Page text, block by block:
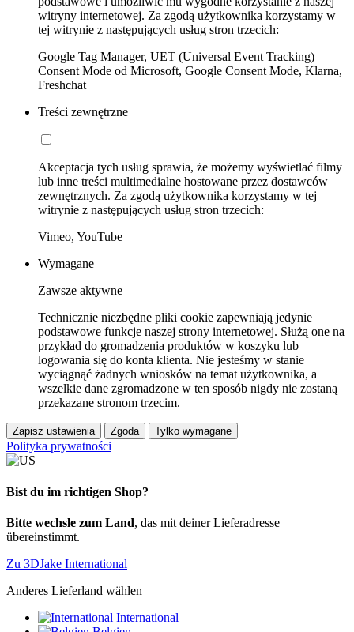
witryny internetowej. Za zgodą użytkownika korzystamy w
tej witrynie z następujących usług stron trzecich:
Google Tag Manager, UET (Universal Event Tracking)
Consent Mode od Microsoft, Google Consent Mode, Klarna,
Freshchat
Treści zewnętrzne
Akceptacja tych usług sprawia, że możemy wyświetlać filmy
lub inne treści multimedialne hostowane przez dostawców
zewnętrznych. Za zgodą użytkownika korzystamy w tej
witrynie z następujących usług stron trzecich:
Vimeo, YouTube
Wymagane
Zawsze aktywne
Technicznie niezbędne pliki cookie zapewniają jedynie
podstawowe funkcje naszej strony internetowej. Służą one na
przykład do gromadzenia produktów w koszyku lub
logowania się do konta klienta. Nie jesteśmy w stanie
wyciągnąć żadnych wniosków na temat użytkownika, a
wszelkie dane zgromadzone w ten sposób nigdy nie zostaną
przekazane stronom trzecim.
Zapisz ustawienia Zgoda Tylko wymagane
Polityka prywatności
Bist du im richtigen Shop?
Bitte wechsle zum Land, das mit deiner Lieferadresse
übereinstimmt.
Zu 3DJake International
Anderes Lieferland wählen
International